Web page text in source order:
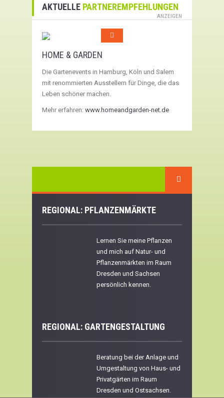
AKTUELLE PARTNEREMPFEHLUNGEN
ANZEIGEN
HOME & GARDEN
Die Gartenevents in Hamburg, Köln und Salem
mit renommierten Ausstellern für Dinge, die das
Leben schöner machen.
Mehr erfahren: www.homeandgarden-net.de
REGIONAL: PFLANZENMÄRKTE
Lernen Sie meine Pflanzen
und mich auf Natur- und
Pflanzenmärkten im Raum
Dresden und Sachsen
persönlich kennen.
REGIONAL: GARTENGESTALTUNG
Beratung bei der Anlage und
Umgestaltung von Haus- und
Privatgärten im Raum
Dresden und Ostsachsen.